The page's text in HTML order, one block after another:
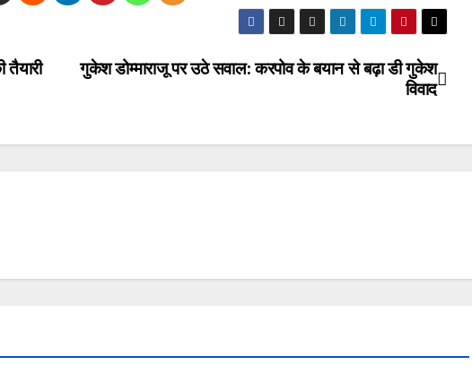
गुकेश डोम्माराजू पर उठे सवाल: करपोव के बयान से बढ़ा डी गुकेश
विवाद